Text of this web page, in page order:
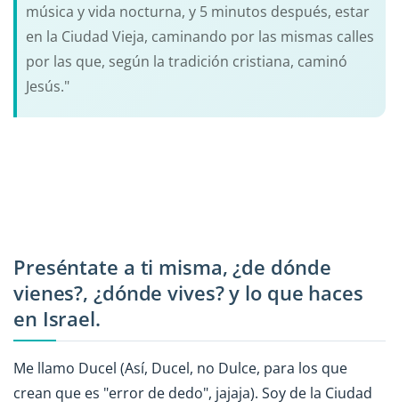
música y vida nocturna, y 5 minutos después, estar
en la Ciudad Vieja, caminando por las mismas calles
por las que, según la tradición cristiana, caminó
Jesús."
Preséntate a ti misma, ¿de dónde
vienes?, ¿dónde vives? y lo que haces
en Israel.
Me llamo Ducel (Así, Ducel, no Dulce, para los que
crean que es "error de dedo", jajaja). Soy de la Ciudad